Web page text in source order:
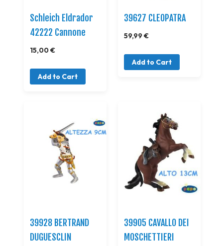
Schleich Eldrador
42222 Cannone
15,00 €
Add to Cart
39627 CLEOPATRA
59,99 €
Add to Cart
39928 BERTRAND
DUGUESCLIN
39905 CAVALLO DEI
MOSCHETTIERI